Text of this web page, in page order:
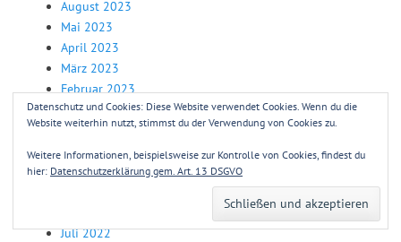
August 2023
Mai 2023
April 2023
März 2023
Februar 2023
Januar 2023
Dezember 2022
November 2022
Oktober 2022
Juli 2022
Datenschutz und Cookies: Diese Website verwendet Cookies. Wenn du die
Website weiterhin nutzt, stimmst du der Verwendung von Cookies zu.
Weitere Informationen, beispielsweise zur Kontrolle von Cookies, findest du
hier: Datenschutzerklärung gem. Art. 13 DSGVO